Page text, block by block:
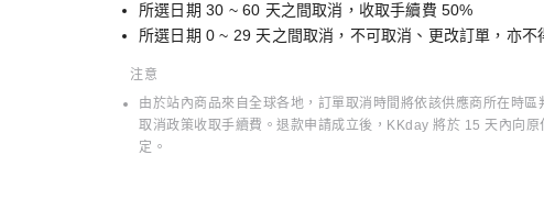
所選日期 30 ~ 60 天之間取消，收取手續費 50%
所選日期 0 ~ 29 天之間取消，不可取消、更改訂單，亦不
注意
由於站內商品來自全球各地，訂單取消時間將依該供應商所在時
取消政策收取手續費。退款申請成立後，KKday 將於 15 天內向
定。